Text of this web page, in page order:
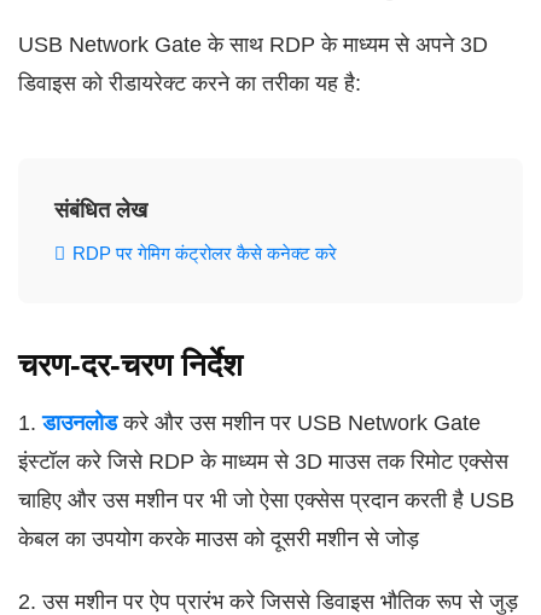
USB Network Gate के साथ RDP के माध्यम से अपने 3D
डिवाइस को रीडायरेक्ट करने का तरीका यह है:
संबंधित लेख
RDP पर गेमिग कंट्रोलर कैसे कनेक्ट करे
चरण-दर-चरण निर्देश
1.डाउनलोडकरे और उस मशीन पर USB Network Gate
इंस्टॉल करे जिसे RDP के माध्यम से 3D माउस तक रिमोट एक्सेस
चाहिए और उस मशीन पर भी जो ऐसा एक्सेस प्रदान करती है USB
केबल का उपयोग करके माउस को दूसरी मशीन से जोड़
2. उस मशीन पर ऐप प्रारंभ करे जिससे डिवाइस भौतिक रूप से जुड़